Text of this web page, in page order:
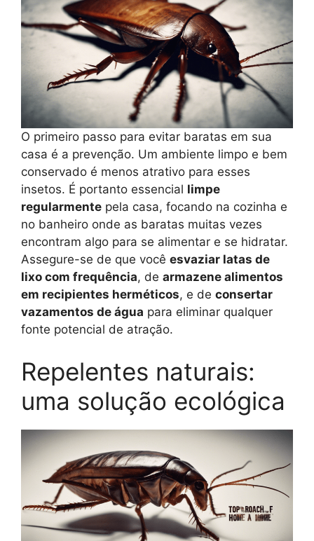
O primeiro passo para evitar baratas em sua
casa é a prevenção. Um ambiente limpo e bem
conservado é menos atrativo para esses
insetos. É portanto essencial limpe
regularmente pela casa, focando na cozinha e
no banheiro onde as baratas muitas vezes
encontram algo para se alimentar e se hidratar.
Assegure-se de que você esvaziar latas de
lixo com frequência, de armazene alimentos
em recipientes herméticos, e de consertar
vazamentos de água para eliminar qualquer
fonte potencial de atração.
Repelentes naturais:
uma solução ecológica